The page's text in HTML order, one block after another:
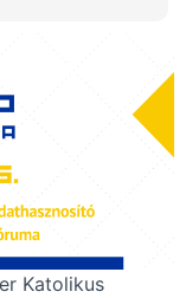
Katolikus